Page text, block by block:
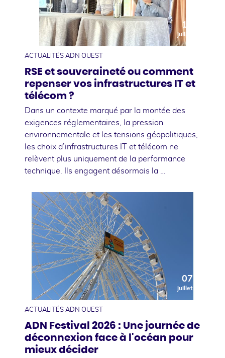
10
juillet
ACTUALITÉS ADN OUEST
RSE et souveraineté ou comment
repenser vos infrastructures IT et
télécom ?
Dans un contexte marqué par la montée des
exigences réglementaires, la pression
environnementale et les tensions géopolitiques,
les choix d’infrastructures IT et télécom ne
relèvent plus uniquement de la performance
technique. Ils engagent désormais la …
07
juillet
ACTUALITÉS ADN OUEST
ADN Festival 2026 : Une journée de
déconnexion face à l'océan pour
mieux décider